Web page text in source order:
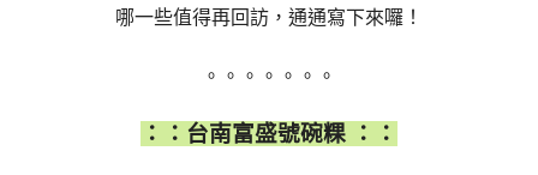
哪一些值得再回訪，通通寫下來囉！
。。。。。。。
：：台南富盛號碗粿 ：：